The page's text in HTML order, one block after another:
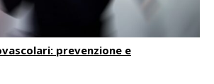
prevenzione e